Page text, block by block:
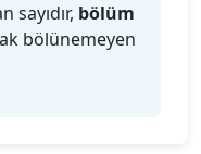
sayıdır, bölüm
bölünemeyen